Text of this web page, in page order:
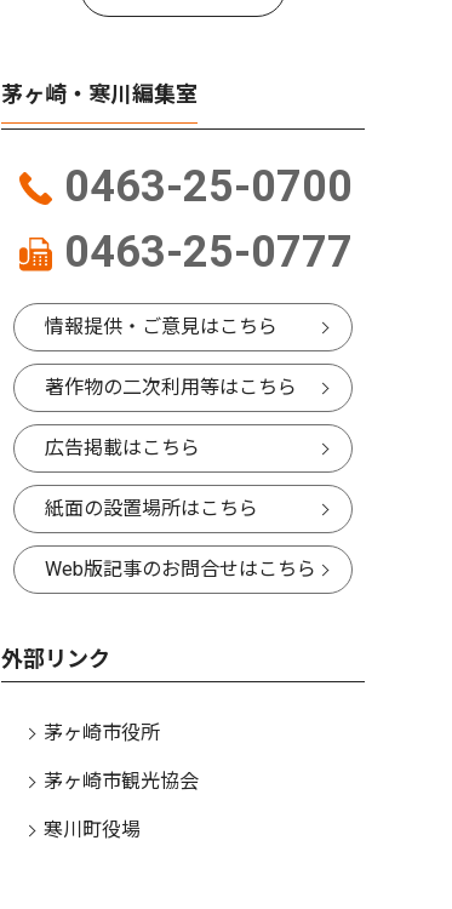
社会
茅ヶ崎・寒川 2026.08.07
寒川町 優良建設工事を表
彰 ６社に表彰状・感謝状
８月８日
茅ヶ崎・寒川編集室
0463-25-0700
0463-25-0777
情報提供・ご意見はこちら
著作物の二次利用等はこちら
広告掲載はこちら
紙面の設置場所はこちら
Web版記事のお問合せはこちら
外部リンク
茅ヶ崎市役所
茅ヶ崎市観光協会
寒川町役場